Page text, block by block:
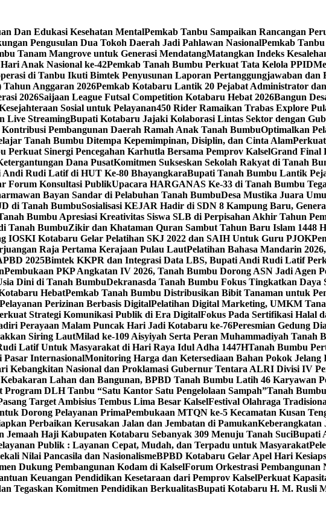
Dan Edukasi Kesehatan MentalPemkab Tanbu Sampaikan Rancangan
Pengusulan Dua Tokoh Daerah Jadi Pahlawan NasionalPemkab
Tanam Mangrove untuk Generasi MendatangMatangkan Indeks
Anak Nasional ke-42Pemkab Tanah Bumbu Perkuat Tata Kelola PPID
di Tanbu Ikuti Bimtek Penyusunan Laporan Pertanggungjawaban dan
Tahun Anggaran 2026Pemkab Kotabaru Lantik 20 Pejabat Administrator
2026Saijaan League Futsal Competition Kotabaru Hebat 2026Bangun
Sosial untuk Pelayanan450 Rider Ramaikan Trabas Explore
Live StreamingBupati Kotabaru Jajaki Kolaborasi Lintas Sektor dengan
Pembangunan Daerah Ramah Anak Tanah BumbuOptimalkan
Tanah Bumbu Ditempa Kepemimpinan, Disiplin, dan Cinta Alam
Perkuat Sinergi Pencegahan Karhutla Bersama Pemprov KalselGrand Final
Dana PusatKomitmen Sukseskan Sekolah Rakyat di Tanah
Andi Rudi Latif di HUT Ke-80 BhayangkaraBupati Tanah Bumbu Lantik
Forum Konsultasi PublikUpacara HARGANAS Ke-33 di Tanah Bumbu
Bayan Sandar di Pelabuhan Tanah BumbuDesa Mustika Juara
di Tanah BumbuSosialisasi KEJAR Hadir di SDN 8 Kampung Baru,
Bumbu Apresiasi Kreativitas Siswa SLB di Perpisahan Akhir Tahun
Tanah BumbuZikir dan Khataman Quran Sambut Tahun Baru Islam 1448
IOSKI Kotabaru Gelar Pelatihan SKJ 2022 dan SAIH Untuk Guru PJOK
Raja Pertama Kerajaan Pulau LautPelatihan Bahasa Mandarin
2025Bimtek KKPR dan Integrasi Data LBS, Bupati Andi Rudi Latif
Pembukaan PKP Angkatan IV 2026, Tanah Bumbu Dorong ASN Jadi Agen
Dini di Tanah BumbuDekranasda Tanah Bumbu Fokus Tingkatkan
HebatPemkab Tanah Bumbu Distribusikan Bibit Tanaman untuk
Perizinan Berbasis DigitalPelatihan Digital Marketing, UMKM
Strategi Komunikasi Publik di Era DigitalFokus Pada Sertifikasi Halal
Perayaan Malam Puncak Hari Jadi Kotabaru ke-76Peresmian Gedung
Siring LautMilad ke-109 Aisyiyah Serta Peran Muhammadiyah Tanah
Latif Untuk Masyarakat di Hari Raya Idul Adha 1447HTanah Bumbu
InternasionalMonitoring Harga dan Ketersediaan Bahan Pokok Jelang
Kebangkitan Nasional dan Proklamasi Gubernur Tentara ALRI Divisi IV
Lahan dan Bangunan, BPBD Tanah Bumbu Latih 46 Karyawan
Program DLH Tanbu “Satu Kantor Satu Pengelolaan Sampah”Tanah
Target Ambisius Tembus Lima Besar KalselFestival Olahraga
Dorong Pelayanan PrimaPembukaan MTQN ke-5 Kecamatan Kusan
Perbaikan Kerusakan Jalan dan Jembatan di PamukanKeberangkatan
Jemaah Haji Kabupaten Kotabaru Sebanyak 309 Menuju Tanah SuciBupati
Publik : Layanan Cepat, Mudah, dan Terpadu untuk Masyarakat
Nilai Pancasila dan NasionalismeBPBD Kotabaru Gelar Apel Hari
Dukung Pembangunan Kodam di KalselForum Orkestrasi Pembangunan
Keuangan Pendidikan Kesetaraan dari Pemprov KalselPerkuat
Tegaskan Komitmen Pendidikan BerkualitasBupati Kotabaru H. M. Rusli